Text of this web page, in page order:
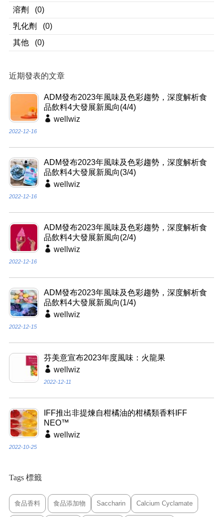
溶劑
(0)
乳化劑
(0)
其他
(0)
近期發表的文章
ADM發布2023年風味及色彩趨勢，深度解析食
品飲料4大發展新風向(4/4)
wellwiz
2022-12-16
ADM發布2023年風味及色彩趨勢，深度解析食
品飲料4大發展新風向(3/4)
wellwiz
2022-12-16
ADM發布2023年風味及色彩趨勢，深度解析食
品飲料4大發展新風向(2/4)
wellwiz
2022-12-16
ADM發布2023年風味及色彩趨勢，深度解析食
品飲料4大發展新風向(1/4)
wellwiz
2022-12-15
芬美意宣布2023年度風味：火龍果
wellwiz
2022-12-11
IFF推出非提煉自柑橘油的柑橘類香料IFF
NEO™
wellwiz
2022-10-25
Tags 標籤
食品香料 食品添加物 Saccharin Calcium Cyclamate